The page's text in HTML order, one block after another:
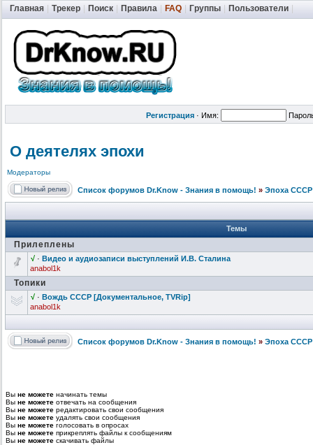
Главная Трекер Поиск Правила FAQ Группы Пользователи
Регистрация · Имя:
О деятелях эпохи
Модераторы
Список форумов Dr.Know - Знания в помощь! » Эпоха СССР
Темы
Прилеплены
√ · Видео и аудиозаписи выступлений И.В. Сталина
anabol1k
Топики
√ · Вождь СССР [Документальное, TVRip]
anabol1k
Список форумов Dr.Know - Знания в помощь! » Эпоха СССР
Вы не можете начинать темы
Вы не можете отвечать на сообщения
Вы не можете редактировать свои сообщения
Вы не можете удалять свои сообщения
Вы не можете голосовать в опросах
Вы не можете прикреплять файлы к сообщениям
Вы не можете скачивать файлы